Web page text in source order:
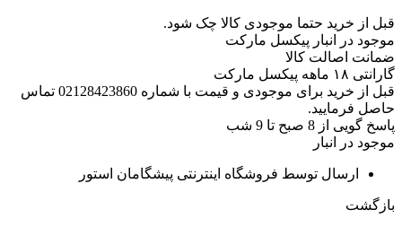
قبل از خرید حتما موجودی کالا چک شود.
موجود در انبار پیکسل مارکت
ضمانت اصالت کالا
گارانتی ۱۸ ماهه پیکسل مارکت
قبل از خرید برای موجودی و قیمت با شماره 02128423860 تماس
حاصل فرمایید.
پاسخ گویی از 8 صبح تا 9 شب
موجود در انبار
ارسال توسط فروشگاه اینترنتی پیشگامان استور
بازگشت